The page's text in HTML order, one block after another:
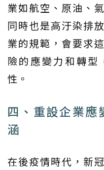
業如航空、原油、
同時也是高汙染排
業的規範，會要求
險的應變力和轉型
性。
四、重設企業應
涵
在後疫情時代，新